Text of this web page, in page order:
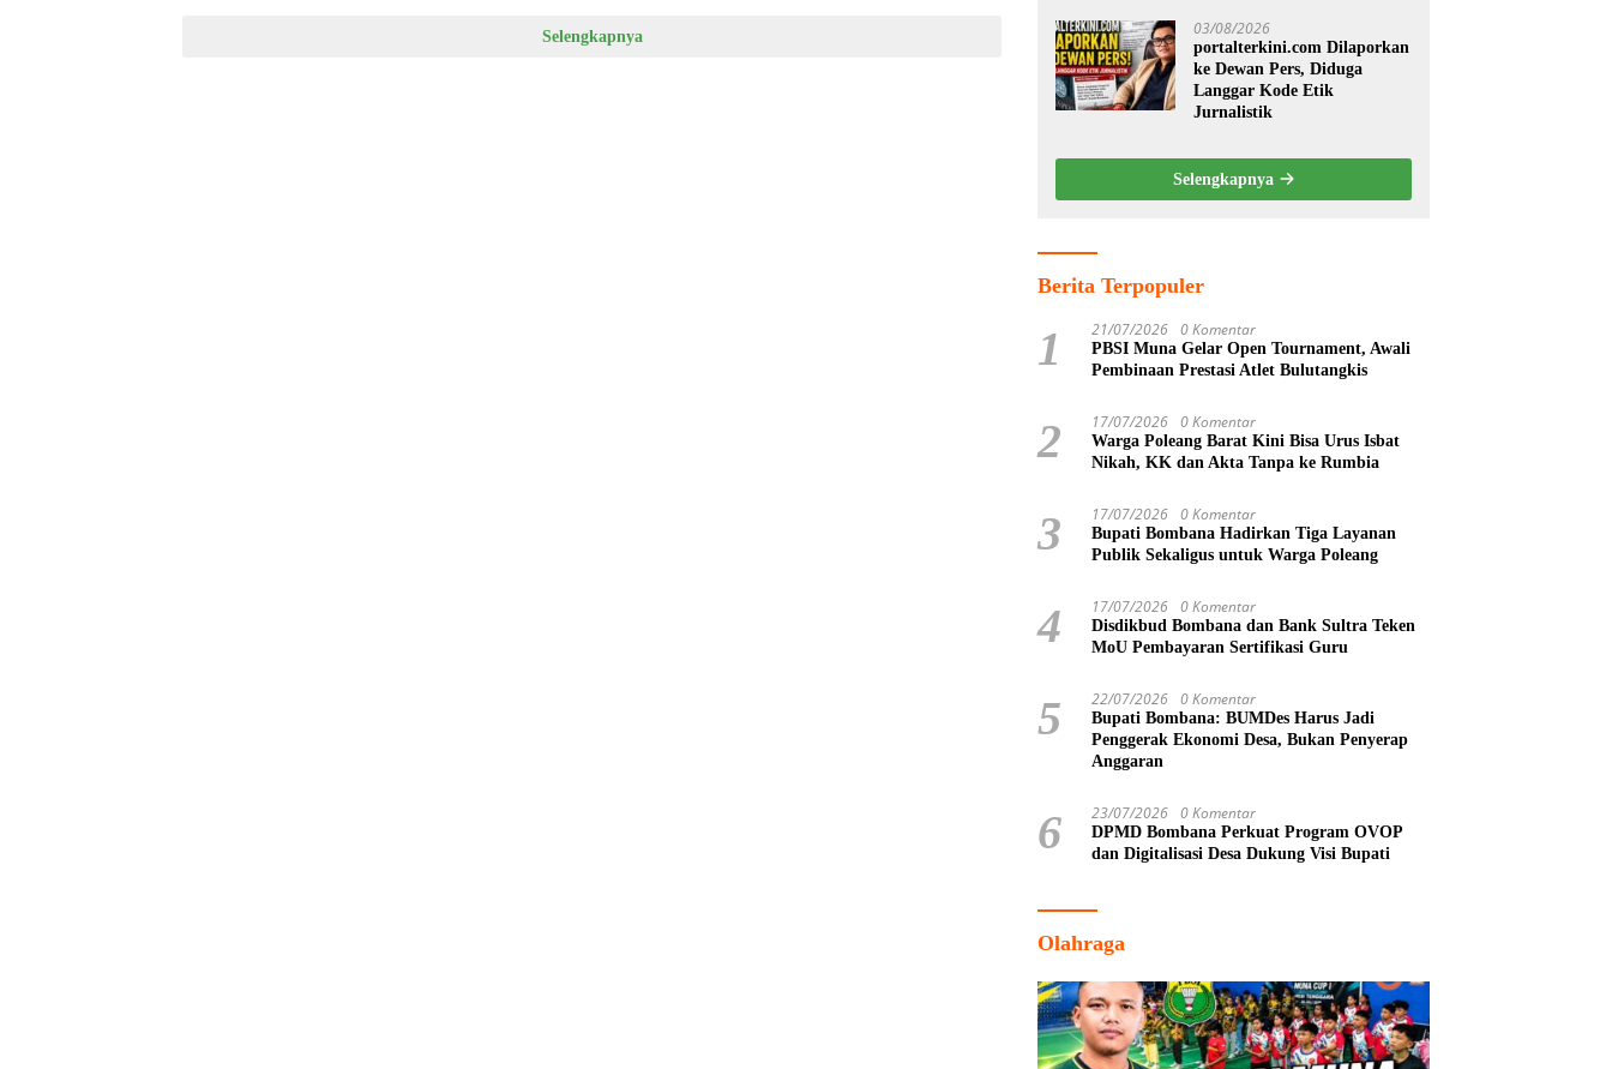
Selengkapnya 03/08/2026
portalterkini.com Dilaporkan
ke Dewan Pers, Diduga
Langgar Kode Etik
Jurnalistik
Selengkapnya
Berita Terpopuler
1 21/07/2026 0 Komentar
PBSI Muna Gelar Open Tournament, Awali
Pembinaan Prestasi Atlet Bulutangkis
2 17/07/2026 0 Komentar
Warga Poleang Barat Kini Bisa Urus Isbat
Nikah, KK dan Akta Tanpa ke Rumbia
3 17/07/2026 0 Komentar
Bupati Bombana Hadirkan Tiga Layanan
Publik Sekaligus untuk Warga Poleang
4 17/07/2026 0 Komentar
Disdikbud Bombana dan Bank Sultra Teken
MoU Pembayaran Sertifikasi Guru
5 22/07/2026 0 Komentar
Bupati Bombana: BUMDes Harus Jadi
Penggerak Ekonomi Desa, Bukan Penyerap
Anggaran
6 23/07/2026 0 Komentar
DPMD Bombana Perkuat Program OVOP
dan Digitalisasi Desa Dukung Visi Bupati
Olahraga